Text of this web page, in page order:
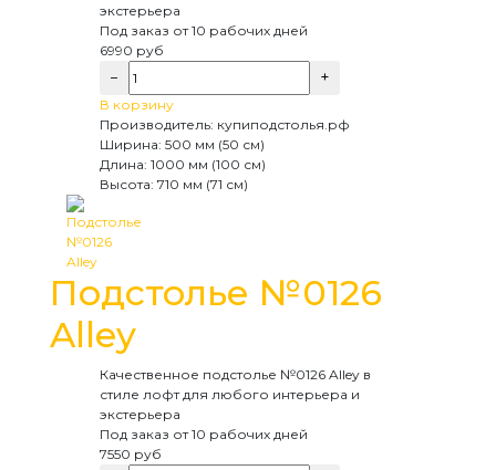
экстерьера
Под заказ от 10 рабочих дней
6990 руб
− +
В корзину
Производитель: купиподстолья.рф
Ширина: 500 мм (50 см)
Длина: 1000 мм (100 см)
Высота: 710 мм (71 см)
Подстолье №0126
Alley
Качественное подстолье №0126 Alley в
стиле лофт для любого интерьера и
экстерьера
Под заказ от 10 рабочих дней
7550 руб